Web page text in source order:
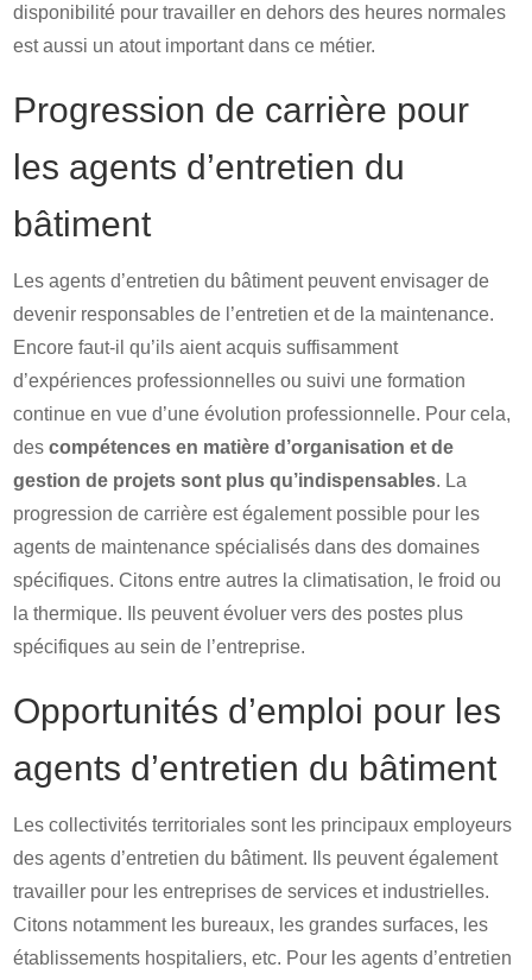
disponibilité pour travailler en dehors des heures normales
est aussi un atout important dans ce métier.
Progression de carrière pour
les agents d’entretien du
bâtiment
Les agents d’entretien du bâtiment peuvent envisager de
devenir responsables de l’entretien et de la maintenance.
Encore faut-il qu’ils aient acquis suffisamment
d’expériences professionnelles ou suivi une formation
continue en vue d’une évolution professionnelle. Pour cela,
descompétences en matière d’organisation et de
gestion de projets sont plus qu’indispensables. La
progression de carrière est également possible pour les
agents de maintenance spécialisés dans des domaines
spécifiques. Citons entre autres la climatisation, le froid ou
la thermique. Ils peuvent évoluer vers des postes plus
spécifiques au sein de l’entreprise.
Opportunités d’emploi pour les
agents d’entretien du bâtiment
Les collectivités territoriales sont les principaux employeurs
des agents d’entretien du bâtiment. Ils peuvent également
travailler pour les entreprises de services et industrielles.
Citons notamment les bureaux, les grandes surfaces, les
établissements hospitaliers, etc. Pour les agents d’entretien